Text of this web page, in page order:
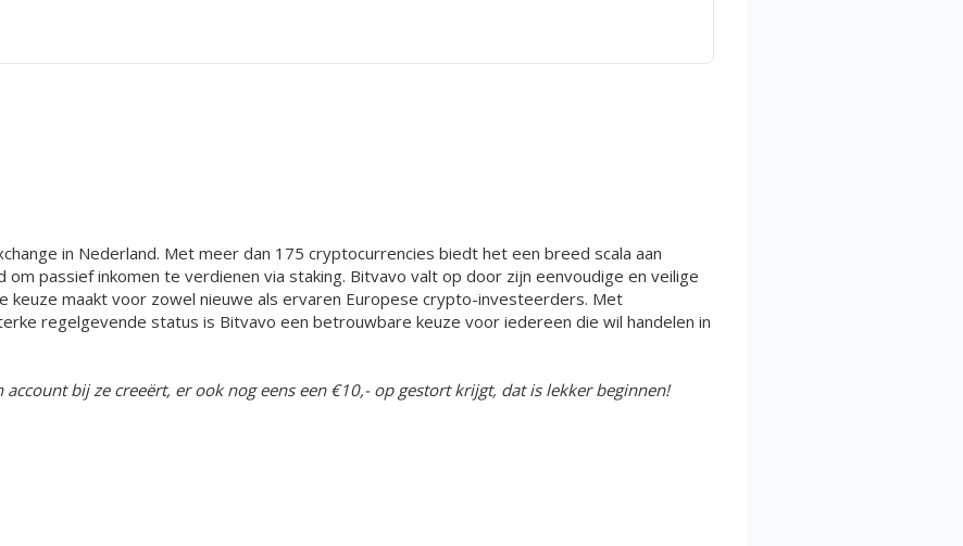
in Nederland. Met meer dan 175 cryptocurrencies biedt het een breed scala aan
om passief inkomen te verdienen via staking. Bitvavo valt op door zijn eenvoudige en veilige
keuze maakt voor zowel nieuwe als ervaren Europese crypto-investeerders. Met
regelgevende status is Bitvavo een betrouwbare keuze voor iedereen die wil handelen in
bij ze creeërt, er ook nog eens een €10,- op gestort krijgt, dat is lekker beginnen!